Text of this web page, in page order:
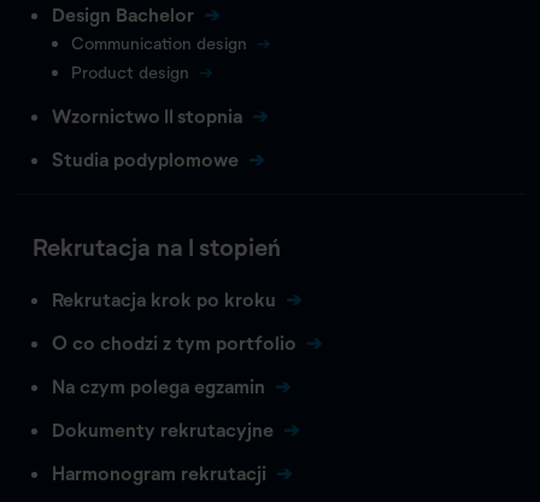
Design Bachelor
Communication design
Product design
Wzornictwo II stopnia
Studia podyplomowe
Rekrutacja na I stopień
Rekrutacja krok po kroku
O co chodzi z tym portfolio
Na czym polega egzamin
Dokumenty rekrutacyjne
Harmonogram rekrutacji